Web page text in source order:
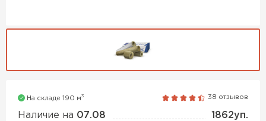
На складе 190 м3 38 отзывов
Наличие на 07.08
1862уп.
Утеплитель Тизол
Утеплитель Paroc